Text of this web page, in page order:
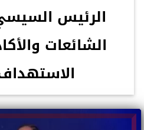
الرئيس
الشائعات